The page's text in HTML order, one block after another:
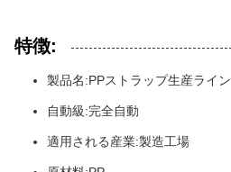
特徴:
製品名:PPストラップ生産ライン
自動級:完全自動
適用される産業:製造工場